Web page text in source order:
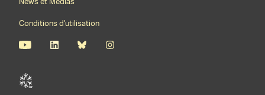
Conditions d'utilisation